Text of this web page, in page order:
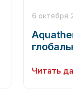
6 октября
Читать